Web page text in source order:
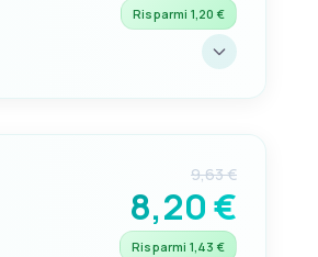
Risparmi 1,20 €
9,63 €
8,20 €
Risparmi 1,43 €